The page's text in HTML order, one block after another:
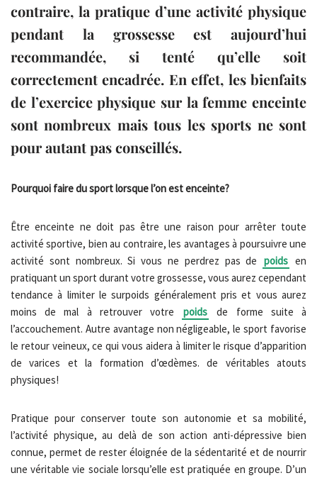
contraire, la pratique d’une activité physique
pendant la grossesse est aujourd’hui
recommandée, si tenté qu’elle soit
correctement encadrée. En effet, les bienfaits
de l’exercice physique sur la femme enceinte
sont nombreux mais tous les sports ne sont
pour autant pas conseillés.
Pourquoi faire du sport lorsque l’on est enceinte?
Être enceinte ne doit pas être une raison pour arrêter toute
activité sportive, bien au contraire, les avantages à poursuivre une
activité sont nombreux. Si vous ne perdrez pas de poids en
pratiquant un sport durant votre grossesse, vous aurez cependant
tendance à limiter le surpoids généralement pris et vous aurez
moins de mal à retrouver votre
poids
de forme suite à
l’accouchement. Autre avantage non négligeable, le sport favorise
le retour veineux, ce qui vous aidera à limiter le risque d’apparition
de varices et la formation d’œdèmes. de véritables atouts
physiques!
Pratique pour conserver toute son autonomie et sa mobilité,
l’activité physique, au delà de son action anti-dépressive bien
connue, permet de rester éloignée de la sédentarité et de nourrir
une véritable vie sociale lorsqu’elle est pratiquée en groupe. D’un